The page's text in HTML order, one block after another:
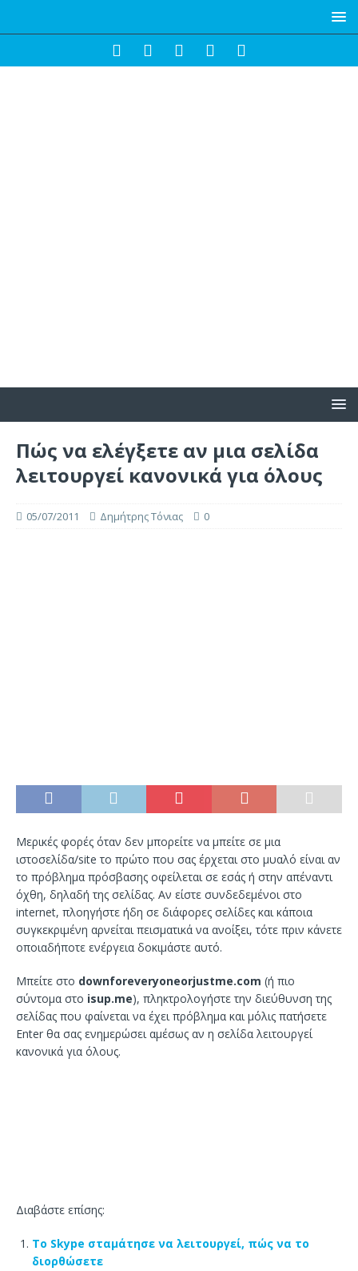
Πώς να ελέγξετε αν μια σελίδα
λειτουργεί κανονικά για όλους
05/07/2011 Δημήτρης Τόνιας 0
Μερικές φορές όταν δεν μπορείτε να μπείτε σε μια
ιστοσελίδα/site το πρώτο που σας έρχεται στο μυαλό είναι αν
το πρόβλημα πρόσβασης οφείλεται σε εσάς ή στην απέναντι
όχθη, δηλαδή της σελίδας. Αν είστε συνδεδεμένοι στο
internet, πλοηγήστε ήδη σε διάφορες σελίδες και κάποια
συγκεκριμένη αρνείται πεισματικά να ανοίξει, τότε πριν κάνετε
οποιαδήποτε ενέργεια δοκιμάστε αυτό.
Μπείτε στο downforeveryoneorjustme.com (ή πιο
σύντομα στο isup.me), πληκτρολογήστε την διεύθυνση της
σελίδας που φαίνεται να έχει πρόβλημα και μόλις πατήσετε
Enter θα σας ενημερώσει αμέσως αν η σελίδα λειτουργεί
κανονικά για όλους.
Διαβάστε επίσης:
Το Skype σταμάτησε να λειτουργεί, πώς να το
διορθώσετε